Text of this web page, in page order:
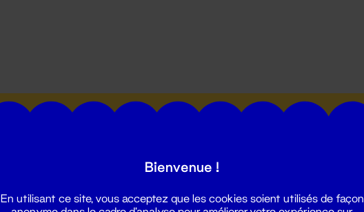
Bienvenue !
En utilisant ce site, vous acceptez que les cookies soient utilisés de façon